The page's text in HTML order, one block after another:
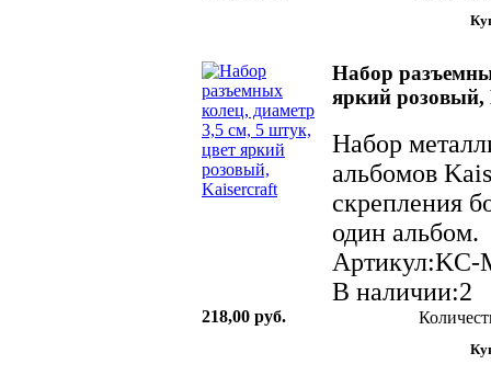
Набор
яркий розовый,
Набор
альбомов
скрепления
один
Артикул:KC-
В наличии:2
218,00 руб.